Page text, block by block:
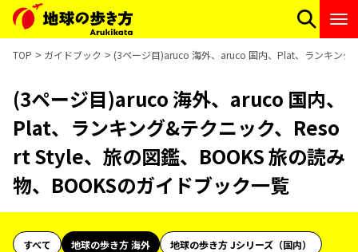
TOP ガイドブック (3ページ目)aruco 海外、aruco 国内、Plat、ランキング
(3ページ目)aruco 海外、aruco 国内、
Plat、ランキング&テクニック、Reso
rt Style、旅の図鑑、BOOKS 旅の読み
物、BOOKSのガイドブック一覧
すべて 地球の歩き方 海外
地球の歩き方 Jシリーズ（国内）